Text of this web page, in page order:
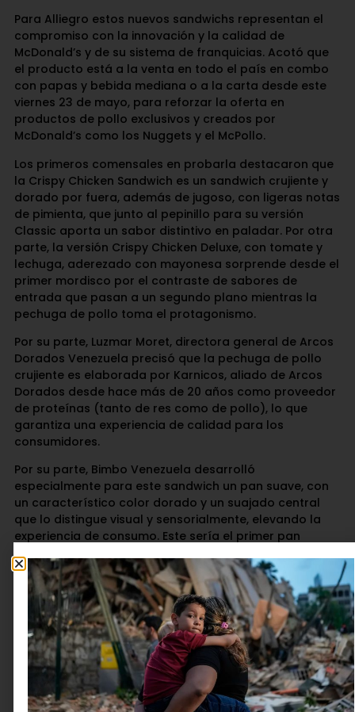
Para Alliegro estos nuevos sandwichs representan el
compromiso con la innovación y la calidad de
McDonald’s y de su sistema de franquicias. Acotó que
el producto está a la venta en todo el país en combo
con papas y bebida mediana o a la carta desde este
viernes 23 de mayo, para reforzar la oferta en
productos de pollo exclusivos y creados por
McDonald’s como los Nuggets y el McPollo.
Los primeros comensales en probarla destacaron que
la Crispy Chicken Sandwich es un sandwich crujiente y
dorado por fuera, además de jugoso, con ligeras notas
de pimienta, que junto al pepinillo para su versión
Classic aporta un sabor distintivo en paladar. Por otra
parte, la versión Crispy Chicken Deluxe, con tomate y
lechuga, aderezado con mayonesa sorprende desde el
primer mordisco por el contraste de sabores de
entrada que pasan a un segundo plano mientras la
pechuga de pollo toma el protagonismo.
Por su parte, Luzmar Moret, directora general de Arcos
Dorados Venezuela precisó que la pechuga de pollo
crujiente es elaborada por Karnicos, aliado de Arcos
Dorados desde hace más de 20 años como proveedor
de proteínas (tanto de res como de pollo), lo que
garantiza una experiencia de calidad para los
consumidores.
Por su parte, Bimbo Venezuela desarrolló
especialmente para este sandwich un pan suave, con
un característico color dorado y un suajado central
que lo distingue visual y sensorialmente, elevando la
experiencia de consumo. Este sería el primer pan
suajado que la empresa panificadora desarrolla para
el menú de McDonald’s Venezuela
“No solo innovamos en producto, también en
experiencia: cada bocado de la Crispy Chicken
Sandwich cuenta una historia de sabor, calidad y
pasión por el trabajo que realiza cada persona que
trabaja en Arcos Dorados y en nuestros aliados
estratégicos”, subrayó Luzmar Moret.